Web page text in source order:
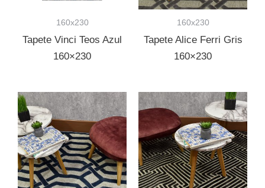
160x230
Tapete Vinci Teos Azul
160×230
160x230
Tapete Alice Ferri Gris
160×230